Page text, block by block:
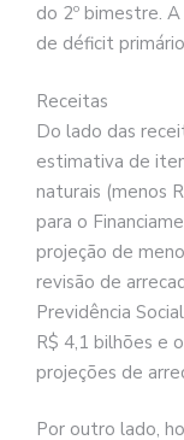
do 2º bimestre.
de déficit
Receitas
Do lado das
estimativa de
naturais (menos
para o
projeção de
revisão de
Previdência
R$ 4,1 bilhões e
projeções de
Por outro lado,